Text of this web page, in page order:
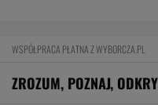
WSPÓŁPRACA PŁATNA Z WYBORCZA.PL
ZROZUM, POZNAJ,